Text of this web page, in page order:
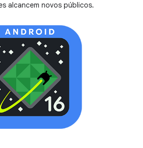
alcancem novos públicos.